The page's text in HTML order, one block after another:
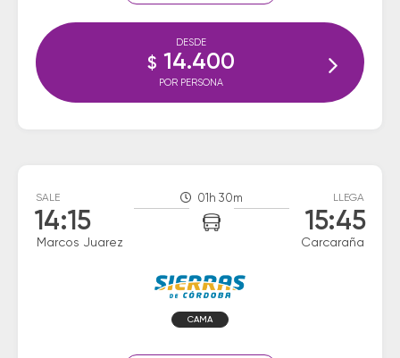
DESDE
$ 14.400
POR PERSONA
SALE
14:15
Marcos Juarez
01h 30m LLEGA
15:45
Carcaraña
CAMA